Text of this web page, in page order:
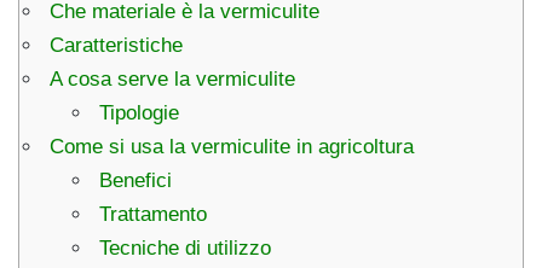
Che materiale è la vermiculite
Caratteristiche
A cosa serve la vermiculite
Tipologie
Come si usa la vermiculite in agricoltura
Benefici
Trattamento
Tecniche di utilizzo